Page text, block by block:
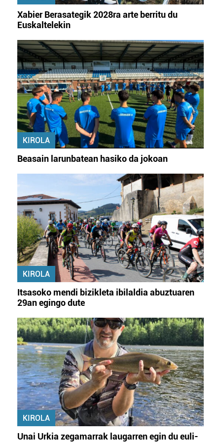
irakurri
Xabier Berasategik 2028ra arte berritu du
Euskaltelekin
KIROLA
Beasain larunbatean hasiko da jokoan
KIROLA
Itsasoko mendi bizikleta ibilaldia abuztuaren
29an egingo dute
KIROLA
Unai Urkia zegamarrak laugarren egin du euli-